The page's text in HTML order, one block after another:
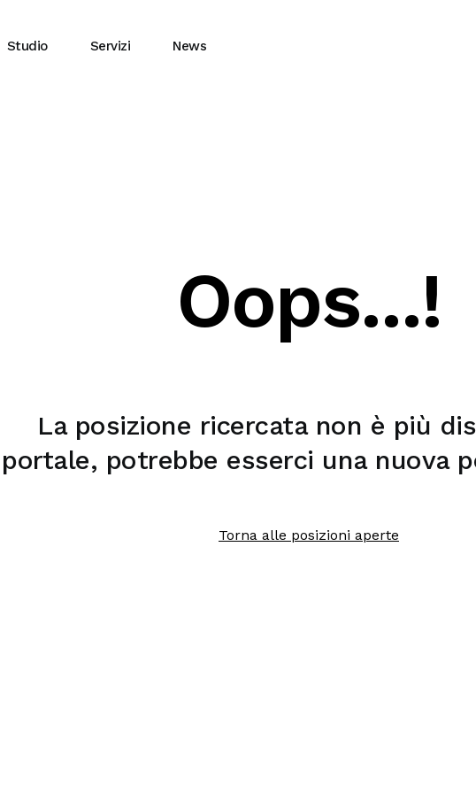
Studio Servizi News
Oops...!
La posizione ricercata non è più
potrebbe esserci una nuova
Torna alle posizioni aperte